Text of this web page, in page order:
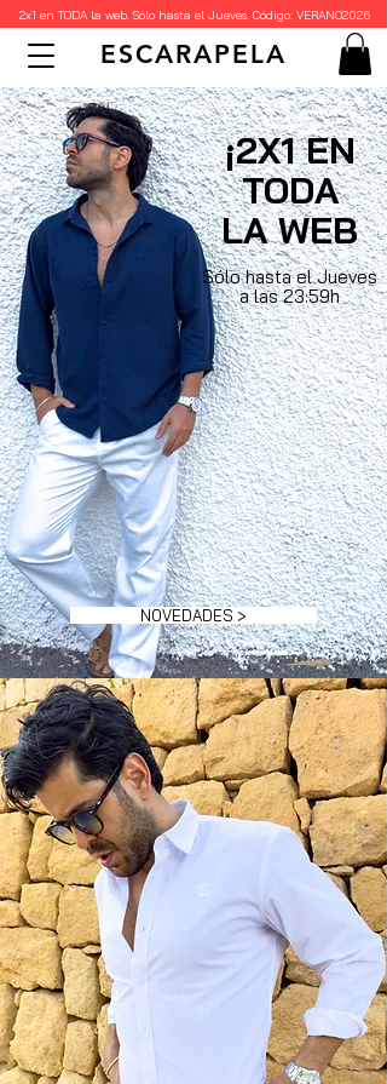
2x1 en TODA la web. Sólo hasta el Jueves. Código: VERANO2026
ESCARAPELA
NOVEDADES >
¡2X1 EN
TODA
LA WEB
Sólo hasta el Jueves
a las 23:59h